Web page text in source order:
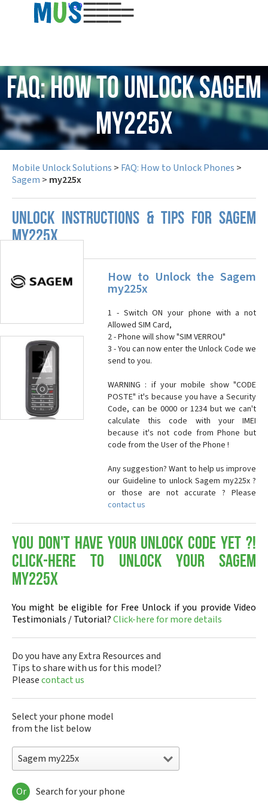
USD
FAQ: How to Unlock Sagem
my225x
Mobile Unlock Solutions > FAQ: How to Unlock Phones >
Sagem > my225x
UNLOCK INSTRUCTIONS & TIPS FOR SAGEM
MY225X
How to Unlock the Sagem
my225x
1 - Switch ON your phone with a not
Allowed SIM Card,
2 - Phone will show "SIM VERROU"
3 - You can now enter the Unlock Code we
send to you.
WARNING : if your mobile show "CODE
POSTE" it's because you have a Security
Code, can be 0000 or 1234 but we can't
calculate this code with your IMEI
because it's not code from Phone but
code from the User of the Phone !
Any suggestion? Want to help us improve
our Guideline to unlock Sagem my225x ?
or those are not accurate ? Please
contact us
You don't have your Unlock Code yet ?!
Click-here to Unlock your Sagem
my225x
You might be eligible for Free Unlock if you provide Video
Testimonials / Tutorial?Click-here for more details
Do you have any Extra Resources and
Tips to share with us for this model?
Pleasecontact us
Select your phone model
from the list below
Sagem my225x
Or Search for your phone